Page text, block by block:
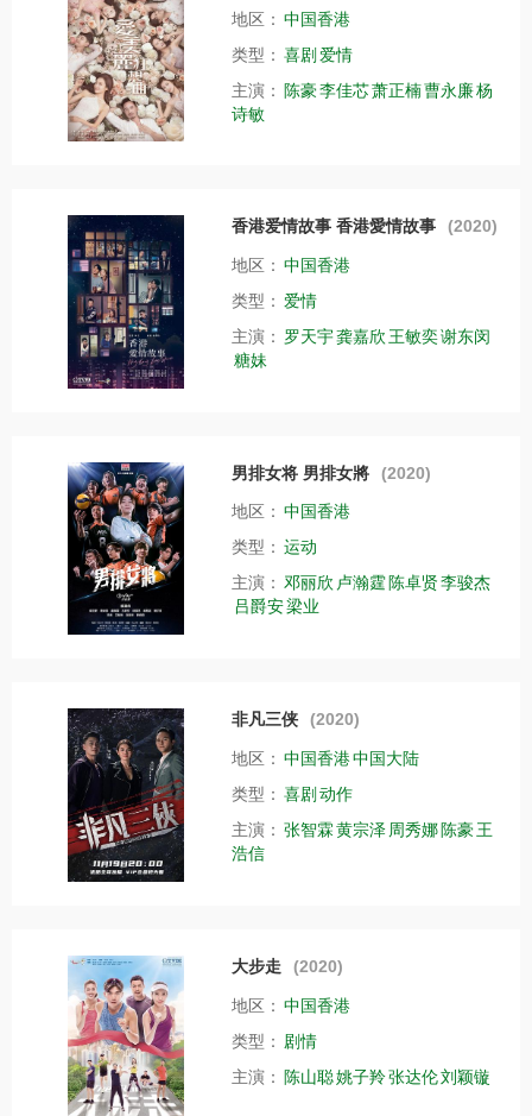
地区： 中国香港
类型： 喜剧 爱情
主演：
陈豪李佳芯萧正楠曹永廉杨
诗敏
香港爱情故事 香港愛情故事 (2020)
地区： 中国香港
类型： 爱情
主演： 罗天宇龚嘉欣 王敏奕谢东闵
糖妹
男排女将 男排女將 (2020)
地区： 中国香港
类型： 运动
主演： 邓丽欣 卢瀚霆 陈卓贤李骏杰
吕爵安梁业
非凡三侠 (2020)
地区： 中国香港中国大陆
类型： 喜剧 动作
主演： 张智霖黄宗泽 周秀娜 陈豪王
浩信
大步走 (2020)
地区： 中国香港
类型： 剧情
主演：
陈山聪姚子羚张达伦刘颖镟